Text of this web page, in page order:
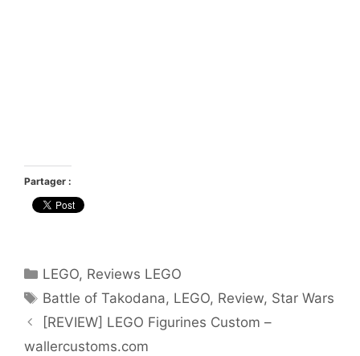
Partager :
Catégories
LEGO, Reviews LEGO
Étiquettes
Battle of Takodana, LEGO, Review, Star Wars
[REVIEW] LEGO Figurines Custom –
wallercustoms.com